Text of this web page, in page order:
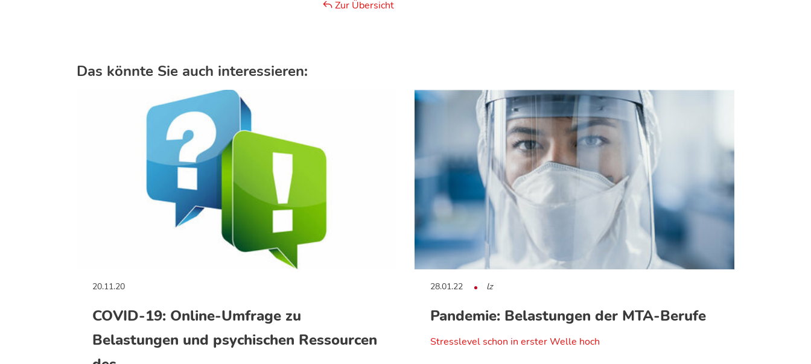
Zur Übersicht
Das könnte Sie auch interessieren:
20.11.20
COVID-19: Online-Umfrage zu
Belastungen und psychischen Ressourcen
28.01.22 lz
Pandemie: Belastungen der MTA-Berufe
Stresslevel schon in erster Welle hoch